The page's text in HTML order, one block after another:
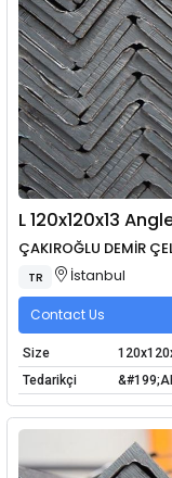
L 120x120x13
ÇAKIROĞLU DEMİR
TR İstanbul
Contact Us
Size
Tedarikçi